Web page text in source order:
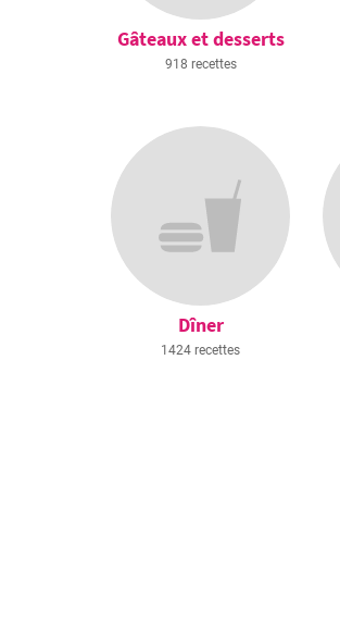
Gâteaux et desserts
918 recettes
Dîner
1424 recettes